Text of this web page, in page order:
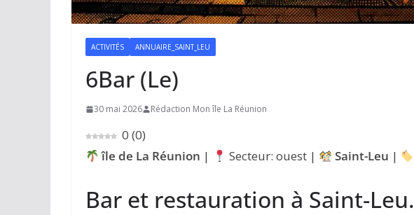
ACTIVITÉS ANNUAIRE_SAINT_LEU
6Bar (Le)
30 mai 2026 Rédaction Mon île La Réunion
0 (0)
île de La Réunion | Secteur: ouest | Saint-Leu |
Bar et restauration à Saint-Leu.